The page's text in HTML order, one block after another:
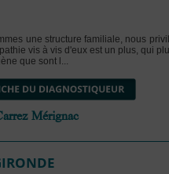
une structure familiale, nous
vis à vis d'eux est un plus, qui
que sont l...
Mérignac